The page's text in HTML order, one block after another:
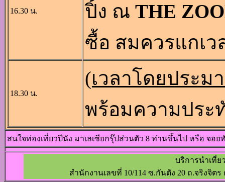
16.30 น.
ปิ้ง ณ THE
ซื้อ สมควรแกเ
18.30 น.
(เวลาโดยประม
พร้อมความประ
สนใจท่องเที่ยวปีนัง มาเลเซียกรุ๊ปส่วนตัว 8 ท่านขึ้นไป หรือ จอย
บริการนำเที่ย
สำนักงานเลขที่ 10/114 ซ.กันตัง 20 ถ.จริงจิตร